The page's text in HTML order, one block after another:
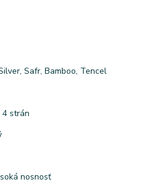
Safr, Bamboo, Tencel
4 strán
nosnosť